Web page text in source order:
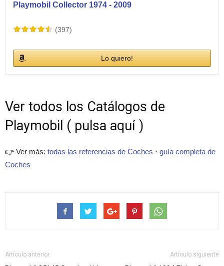
Playmobil Collector 1974 - 2009
(397)
Lo quiero!
Ver todos los Catálogos de
Playmobil ( pulsa aquí )
👉 Ver más: todas las referencias de Coches · guía completa de
Coches
Artículo anterior Artículo siguiente